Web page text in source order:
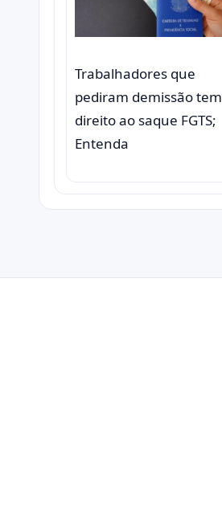
Trabalhadores que
pediram demissão tem
direito ao saque FGTS;
Entenda